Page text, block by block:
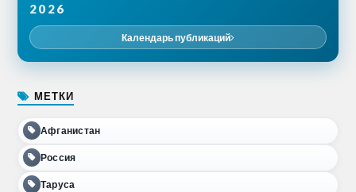
2026
Календарь публикаций
МЕТКИ
Афганистан
Россия
Таруса